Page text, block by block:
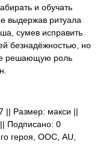
и обучать
выдержав ритуала
сумев исправить
безнадёжностью, но
решающую роль
|| Размер: макси ||
|| Подписано: 0
героя, ООС, AU,